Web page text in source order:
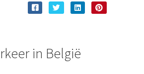
in België